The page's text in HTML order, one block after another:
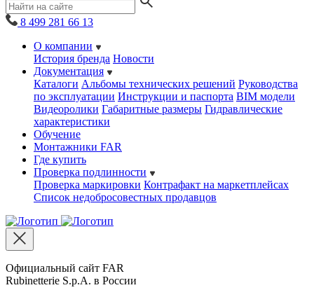
8 499 281 66 13
О компании
История бренда Новости
Документация
Каталоги Альбомы технических решений Руководства
по эксплуатации Инструкции и паспорта BIM модели
Видеоролики Габаритные размеры Гидравлические
характеристики
Обучение
Монтажники FAR
Где купить
Проверка подлинности
Проверка маркировки Контрафакт на маркетплейсах
Cписок недобросовестных продавцов
Официальный сайт FAR
Rubinetterie S.p.A. в России